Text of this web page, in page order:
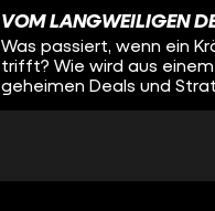
Medien-Matriarchin.
Unternehmen nicht nur
einflussreichsten Tech-
VOM LANGWEILIGEN
Was passiert, wenn ein
trifft? Wie wird aus
geheimen Deals und